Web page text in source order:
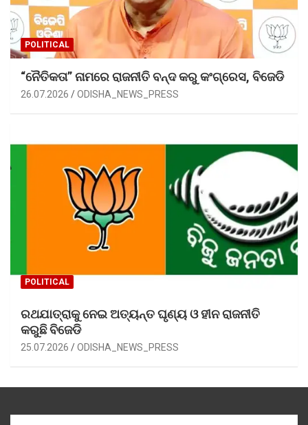
POLITICAL
“ନୈତିକତା” ନାମରେ ରାଜନୀତି ବନ୍ଦ କରୁ କଂଗ୍ରେସ, ବିଜେଡି
26.07.2026 ODISHA_NEWS_PRESS
POLITICAL
ରଥଯାତ୍ରାକୁ ନେଇ ଅତ୍ୟନ୍ତ ଘୃଣ୍ୟ ଓ ହୀନ ରାଜନୀତି
କରୁଛି ବିଜେଡି
25.07.2026 ODISHA_NEWS_PRESS